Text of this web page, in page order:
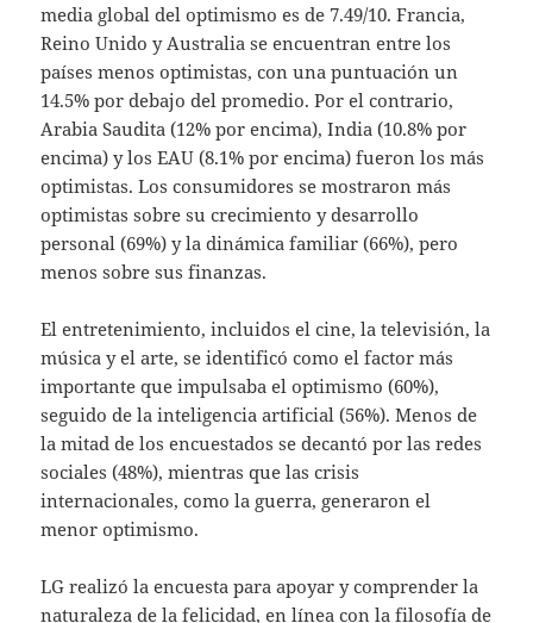
media global del optimismo es de 7.49/10. Francia,
Reino Unido y Australia se encuentran entre los
países menos optimistas, con una puntuación un
14.5% por debajo del promedio. Por el contrario,
Arabia Saudita (12% por encima), India (10.8% por
encima) y los EAU (8.1% por encima) fueron los más
optimistas. Los consumidores se mostraron más
optimistas sobre su crecimiento y desarrollo
personal (69%) y la dinámica familiar (66%), pero
menos sobre sus finanzas.
El entretenimiento, incluidos el cine, la televisión, la
música y el arte, se identificó como el factor más
importante que impulsaba el optimismo (60%),
seguido de la inteligencia artificial (56%). Menos de
la mitad de los encuestados se decantó por las redes
sociales (48%), mientras que las crisis
internacionales, como la guerra, generaron el
menor optimismo.
LG realizó la encuesta para apoyar y comprender la
naturaleza de la felicidad, en línea con la filosofía de